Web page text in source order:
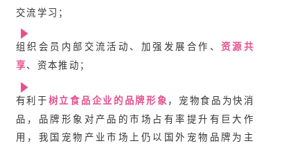
交流学习；
组织会员内部交流活动、加强发展合作、 资源共
享、资本推动；
有利于树立食品企业的品牌形象 ，宠物食品为快消
品，品牌形象对产品的市场占有率提升有巨大作
用，我国宠物产业市场上仍以国外宠物品牌为主